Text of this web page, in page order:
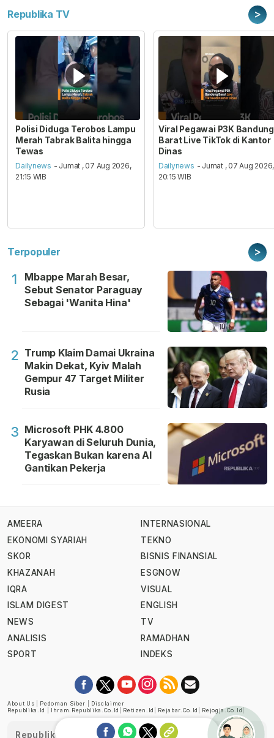
Republika TV >
Polisi Diduga Terobos Lampu
Merah Tabrak Balita hingga
Tewas
Dailynews - Jumat , 07 Aug 2026,
21:15 WIB
Viral Pegawai P3K Bandung
Barat Live TikTok di Kantor
Dinas
Dailynews - Jumat , 07 Aug 2026,
20:15 WIB
Terpopuler >
1
Mbappe Marah Besar,
Sebut Senator Paraguay
Sebagai 'Wanita Hina'
2 Trump Klaim Damai Ukraina
Makin Dekat, Kyiv Malah
Gempur 47 Target Militer
Rusia
3 Microsoft PHK 4.800
Karyawan di Seluruh Dunia,
Tegaskan Bukan karena AI
Gantikan Pekerja
AMEERA
EKONOMI SYARIAH
SKOR
KHAZANAH
IQRA
ISLAM DIGEST
NEWS
ANALISIS
SPORT
INTERNASIONAL
TEKNO
BISNIS FINANSIAL
ESGNOW
VISUAL
ENGLISH
TV
RAMADHAN
INDEKS
About Us Pedoman Siber
Disclaimer
Republika.id
Ihram.republika.co.id Retizen.id Rejabar.co.id Rejogja.co.id
Republika telah diverifikasi oleh Dewan Pers